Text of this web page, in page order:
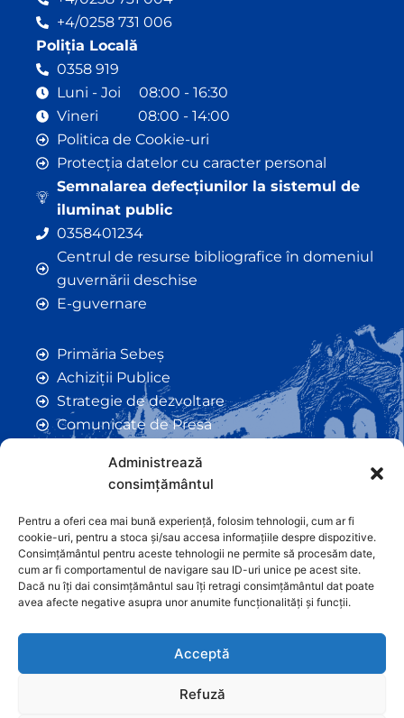
Administrează
consimțământul
Pentru a oferi cea mai bună experiență, folosim tehnologii, cum ar fi
cookie-uri, pentru a stoca și/sau accesa informațiile despre dispozitive.
Consimțământul pentru aceste tehnologii ne permite să procesăm date,
cum ar fi comportamentul de navigare sau ID-uri unice pe acest site.
Dacă nu îți dai consimțământul sau îți retragi consimțământul dat poate
avea afecte negative asupra unor anumite funcționalități și funcții.
Acceptă
Refuză
+4/0258 731 006
Poliția Locală
0358 919
Luni - Joi 08:00 - 16:30
Vineri 08:00 - 14:00
Politica de Cookie-uri
Protecția datelor cu caracter personal
Semnalarea defecțiunilor la sistemul de
iluminat public
0358401234
Centrul de resurse bibliografice în domeniul
guvernării deschise
E-guvernare
Primăria Sebeș
Achiziții Publice
Strategie de dezvoltare
Comunicate de Presă
Anunțuri
Hotarâri de Consiliu
Certificate de Urbanism
Autorizații de Construcții
Orașe Înfrățite
Contact